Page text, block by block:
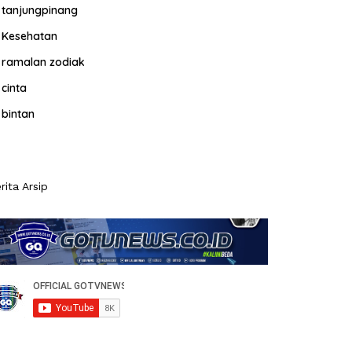
tanjungpinang
Kesehatan
ramalan zodiak
cinta
bintan
Arsip